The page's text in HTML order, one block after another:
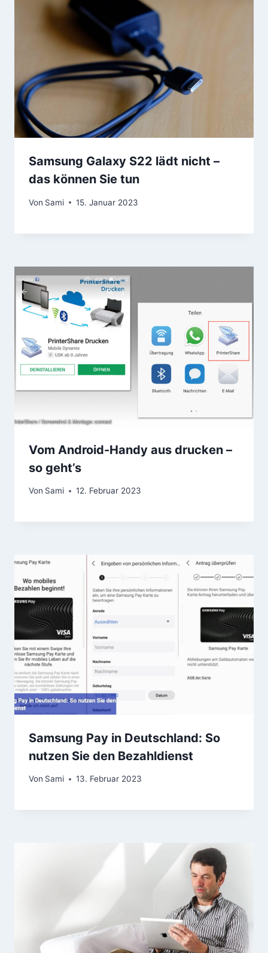
Samsung Galaxy S22 lädt nicht –
das können Sie tun
Von Sami 15. Januar 2023
Vom Android-Handy aus drucken –
so geht’s
Von Sami 12. Februar 2023
Samsung Pay in Deutschland: So
nutzen Sie den Bezahldienst
Von Sami 13. Februar 2023